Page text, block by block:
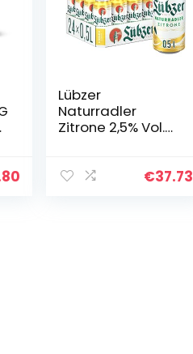
Lübzer
Naturradler
Zitrone 2,5% Vol.
spritzigem
€37.73